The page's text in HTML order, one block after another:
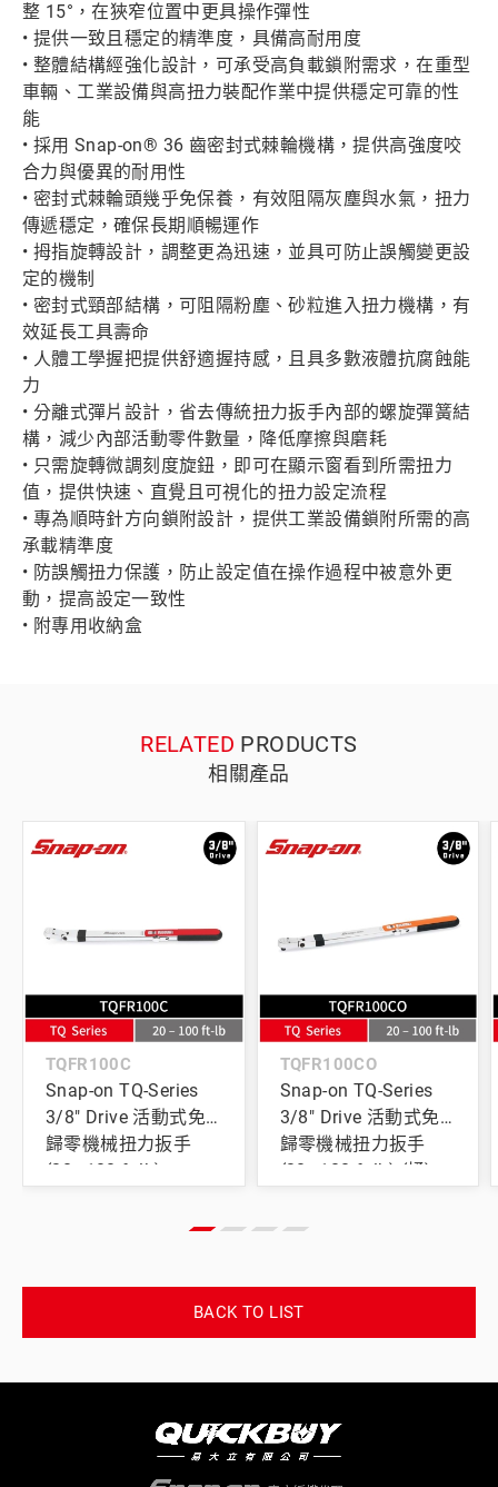
整 15°，在狹窄位置中更具操作彈性
• 提供一致且穩定的精準度，具備高耐用度
• 整體結構經強化設計，可承受高負載鎖附需求，在重型
車輛、工業設備與高扭力裝配作業中提供穩定可靠的性
能
• 採用 Snap-on® 36 齒密封式棘輪機構，提供高強度咬
合力與優異的耐用性
• 密封式棘輪頭幾乎免保養，有效阻隔灰塵與水氣，扭力
傳遞穩定，確保長期順暢運作
• 拇指旋轉設計，調整更為迅速，並具可防止誤觸變更設
定的機制
• 密封式頸部結構，可阻隔粉塵、砂粒進入扭力機構，有
效延長工具壽命
• 人體工學握把提供舒適握持感，且具多數液體抗腐蝕能
力
• 分離式彈片設計，省去傳統扭力扳手內部的螺旋彈簧結
構，減少內部活動零件數量，降低摩擦與磨耗
• 只需旋轉微調刻度旋鈕，即可在顯示窗看到所需扭力
值，提供快速、直覺且可視化的扭力設定流程
• 專為順時針方向鎖附設計，提供工業設備鎖附所需的高
承載精準度
• 防誤觸扭力保護，防止設定值在操作過程中被意外更
動，提高設定一致性
• 附專用收納盒
RELATED PRODUCTS
相關產品
TQFR100C
Snap-on TQ-Series
3/8" Drive 活動式免
歸零機械扭力扳手
(20–100 ft-lb)
TQFR100CO
Snap-on TQ-Series
3/8" Drive 活動式免
歸零機械扭力扳手
(20–100 ft-lb) (橘)
BACK TO LIST